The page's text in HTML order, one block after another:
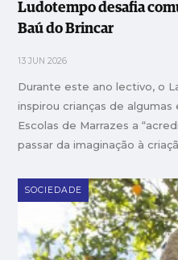
Ludotempo desafia
Baú do Brincar
13 JUN 2026
Durante este ano lectivo, o
inspirou crianças de
Escolas de Marrazes a
passar da imaginação à
SOCIEDADE